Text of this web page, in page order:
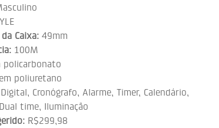
Caixa: 49mm
100M
policarbonato
em poliuretano
Digital, Cronógrafo, Alarme, Timer, Calendário,
time, Iluminação
R$299,98